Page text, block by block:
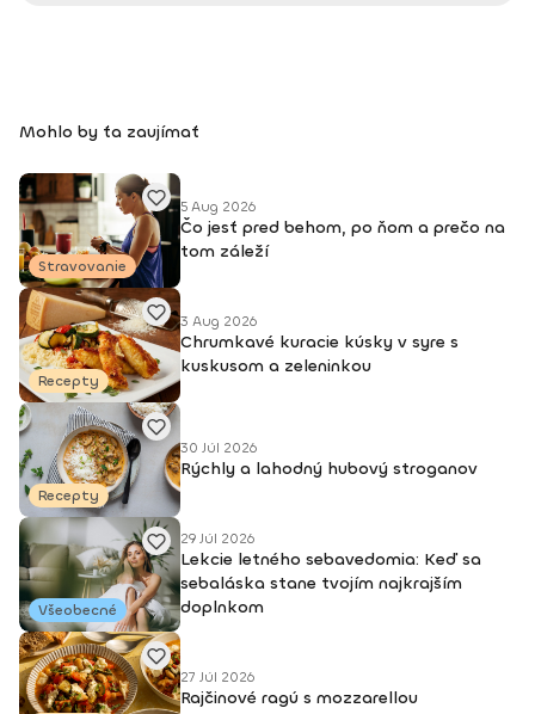
Mohlo by ťa zaujímať
Stravovanie
5 Aug 2026
Čo jesť pred behom, po ňom a prečo na
tom záleží
Recepty
3 Aug 2026
Chrumkavé kuracie kúsky v syre s
kuskusom a zeleninkou
Recepty
30 Júl 2026
Rýchly a lahodný hubový stroganov
Všeobecné
29 Júl 2026
Lekcie letného sebavedomia: Keď sa
sebaláska stane tvojím najkrajším
doplnkom
27 Júl 2026
Rajčinové ragú s mozzarellou